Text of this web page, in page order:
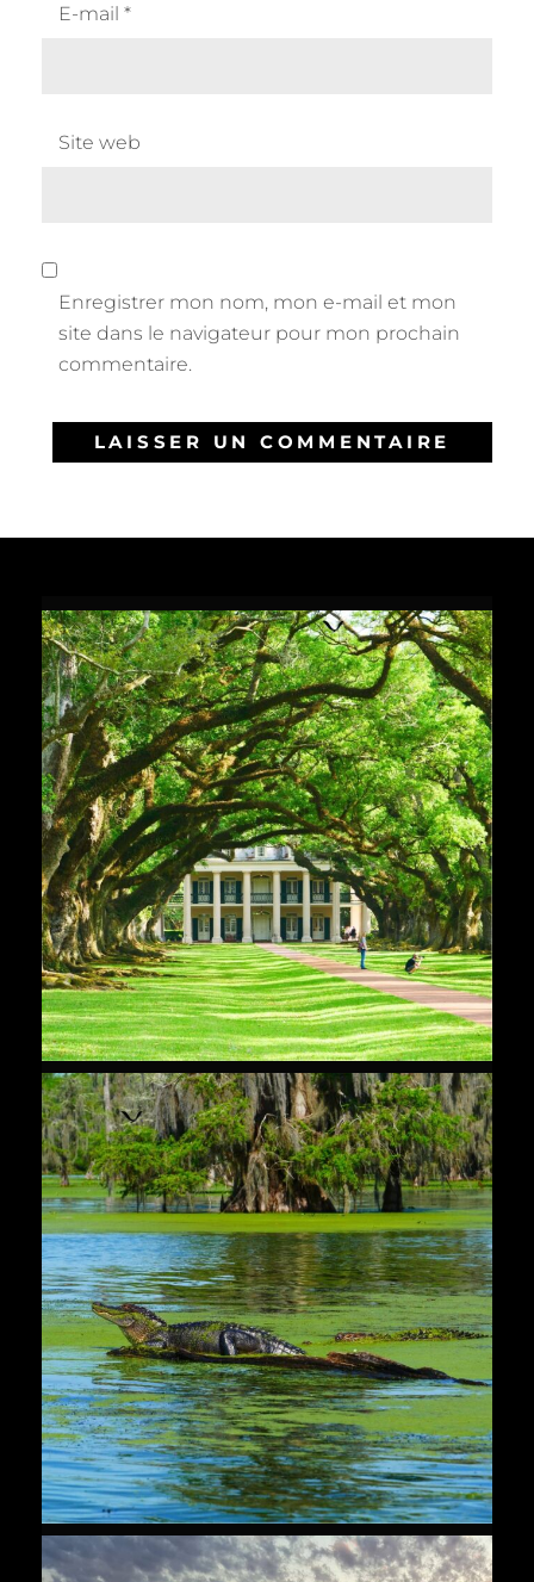
E-mail *
Site web
Enregistrer mon nom, mon e-mail et mon
site dans le navigateur pour mon prochain
commentaire.